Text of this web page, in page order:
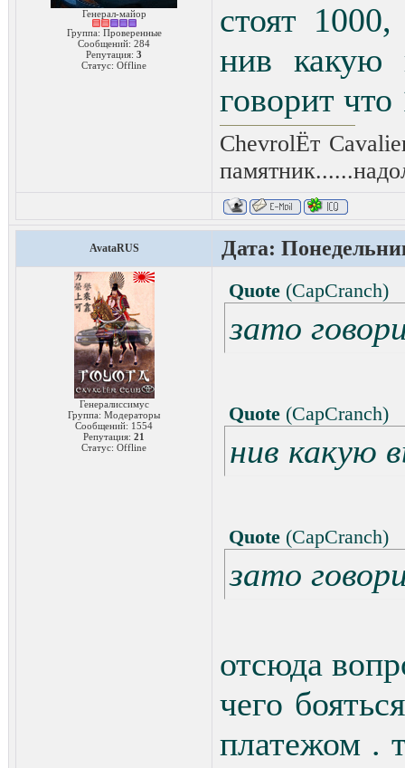
Генерал-майор
Группа: Проверенные
Сообщений: 284
Репутация: 3
Статус: Offline
стоят
нив какую
говорит
ChevrolЁт
AvataRUS Дата:
Генералиссимус
Группа: Модераторы
Сообщений: 1554
Репутация: 21
Статус: Offline
Quote (CapCranch)
зато
Quote (CapCranch)
нив какую
Quote (CapCranch)
зато
отсюда
чего
платежом .